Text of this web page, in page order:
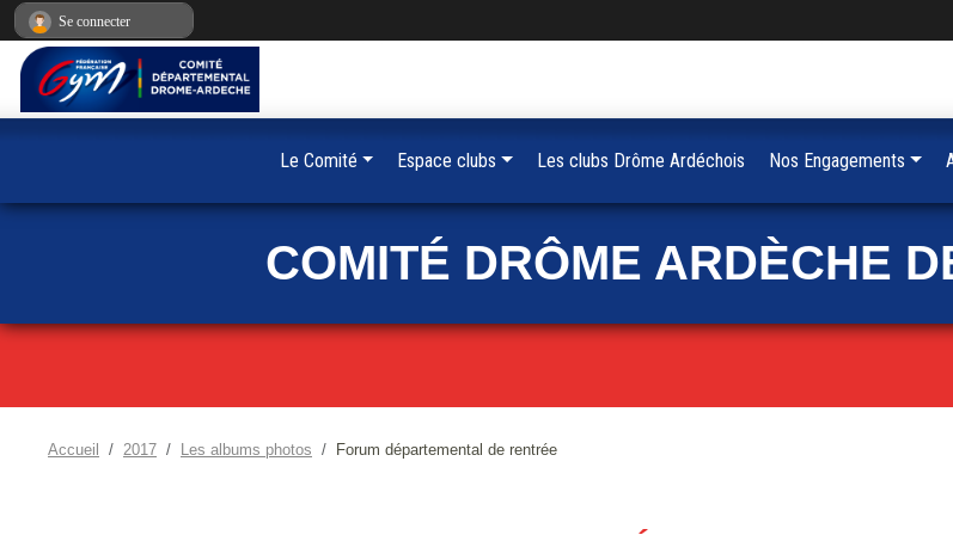
COMITÉ DRÔME ARDÈCHE
Accueil 2017 Les albums photos Forum départemental de rentrée
Le Comité Espace clubs Les clubs Drôme Ardéchois Nos Engagements
Se connecter
Panneau de gestion des cookies